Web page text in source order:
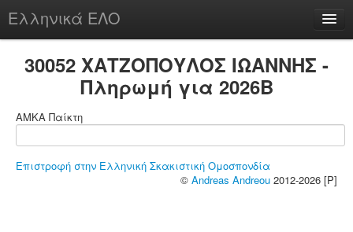
Ελληνικά ΕΛΟ
chesstu.be @ discord
30052 ΧΑΤΖΟΠΟΥΛΟΣ ΙΩΑΝΝΗΣ -
Πληρωμή για 2026B
ΑΜΚΑ Παίκτη
Επιστροφή στην Ελληνική Σκακιστική Ομοσπονδία
© Andreas Andreou 2012-2026 [P]